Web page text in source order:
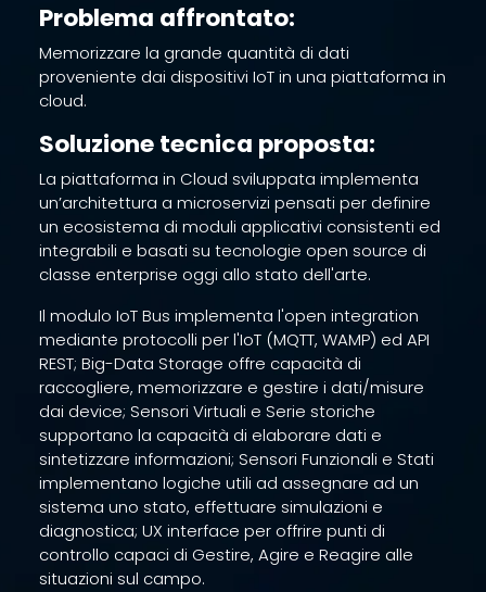
Problema affrontato:
Memorizzare la grande quantità di dati
proveniente dai dispositivi IoT in una piattaforma in
cloud.
Soluzione tecnica proposta:
La piattaforma in Cloud sviluppata implementa
un’architettura a microservizi pensati per definire
un ecosistema di moduli applicativi consistenti ed
integrabili e basati su tecnologie open source di
classe enterprise oggi allo stato dell'arte.
Il modulo IoT Bus implementa l'open integration
mediante protocolli per l'IoT (MQTT, WAMP) ed API
REST; Big-Data Storage offre capacità di
raccogliere, memorizzare e gestire i dati/misure
dai device; Sensori Virtuali e Serie storiche
supportano la capacità di elaborare dati e
sintetizzare informazioni; Sensori Funzionali e Stati
implementano logiche utili ad assegnare ad un
sistema uno stato, effettuare simulazioni e
diagnostica; UX interface per offrire punti di
controllo capaci di Gestire, Agire e Reagire alle
situazioni sul campo.